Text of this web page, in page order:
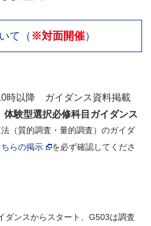
て（ ※対面開催）
時以降 ガイダンス資料掲載
験型選択必修科目ガイダンス
（質的調査・量的調査）のガイダ
ちらの掲示
を必ず確認してくださ
ンスからスタート、G503は調査